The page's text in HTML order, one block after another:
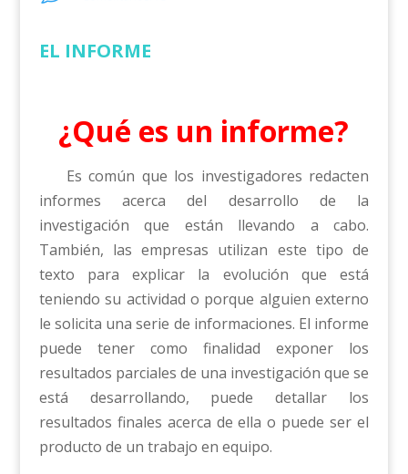
EL INFORME
¿Qué es un informe?
Es común que los investigadores redacten
informes acerca del desarrollo de la
investigación que están llevando a cabo.
También, las empresas utilizan este tipo de
texto para explicar la evolución que está
teniendo su actividad o porque alguien externo
le solicita una serie de informaciones. El informe
puede tener como finalidad exponer los
resultados parciales de una investigación que se
está desarrollando, puede detallar los
resultados finales acerca de ella o puede ser el
producto de un trabajo en equipo.